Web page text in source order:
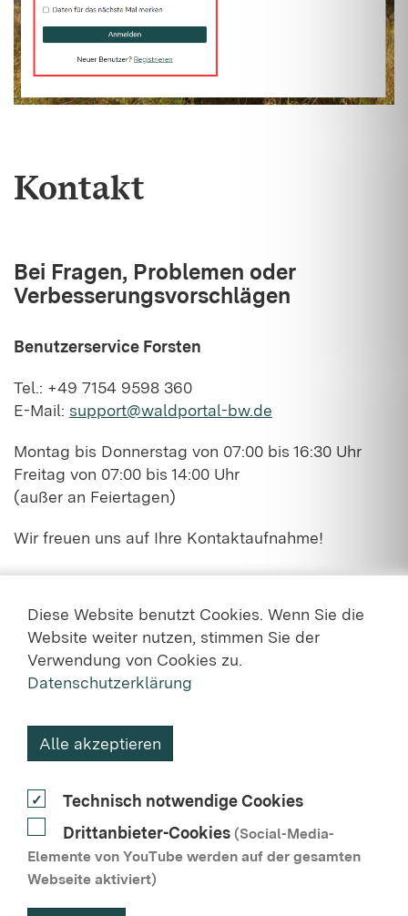
Kontakt
Bei Fragen, Problemen oder
Verbesserungsvorschlägen
Benutzerservice Forsten
Tel.: +49 7154 9598 360
E-Mail: support@waldportal-bw.de
Montag bis Donnerstag von 07:00 bis 16:30 Uhr
Freitag von 07:00 bis 14:00 Uhr
(außer an Feiertagen)
Wir freuen uns auf Ihre Kontaktaufnahme!
NUTZUNGSVEREINBARUNG
BARRIEREFREIHEIT
Diese Website benutzt Cookies. Wenn Sie die
Website weiter nutzen, stimmen Sie der
Verwendung von Cookies zu.
Datenschutzerklärung
Alle akzeptieren
Technisch notwendige Cookies
Drittanbieter-Cookies (Social-Media-
Elemente von YouTube werden auf der gesamten
Webseite aktiviert)